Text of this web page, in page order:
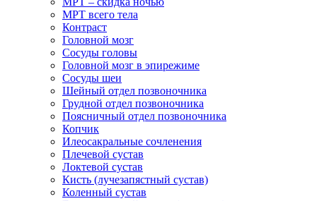
МРТ всего тела
Контраст
Головной мозг
Сосуды головы
Головной мозг в эпирежиме
Сосуды шеи
Шейный отдел позвоночника
Грудной отдел позвоночника
Поясничный отдел позвоночника
Копчик
Илеосакральные сочленения
Плечевой сустав
Локтевой сустав
Кисть (лучезапястный сустав)
Коленный сустав